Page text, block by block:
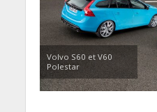
Volvo S60 et V60
Polestar